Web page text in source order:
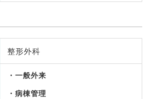
整形外科
一般外来
病棟管理